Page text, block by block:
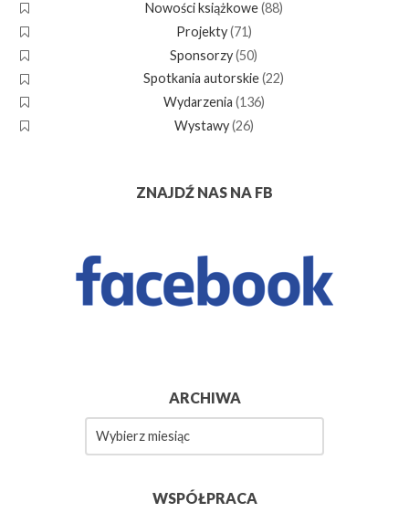
Nowości książkowe(88)
Projekty(71)
Sponsorzy(50)
Spotkania autorskie(22)
Wydarzenia (136)
Wystawy(26)
ZNAJDŹ NAS NA FB
ARCHIWA
WSPÓŁPRACA